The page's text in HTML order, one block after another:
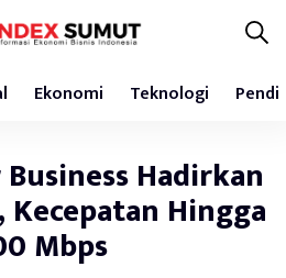
Ekonomi Teknologi
Business Hadirkan
Kecepatan Hingga
Mbps